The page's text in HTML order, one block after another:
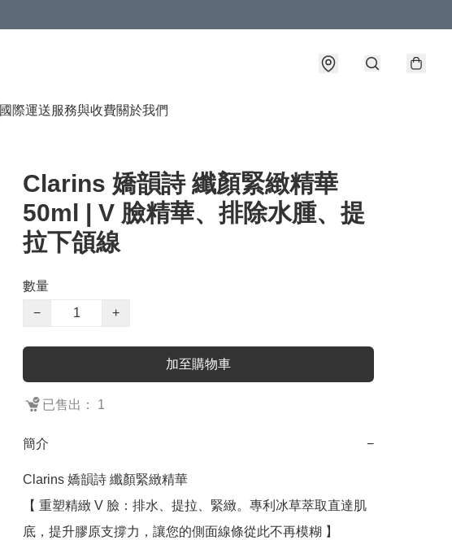
國際運送服務與收費關於我們
Clarins 嬌韻詩 纖顏緊緻精華
50ml | V 臉精華、排除水腫、提
拉下頜線
數量
−
+
加至購物車
已售出： 1
簡介 −
Clarins 嬌韻詩 纖顏緊緻精華
【 重塑精緻 V 臉：排水、提拉、緊緻。專利冰草萃取直達肌
底，提升膠原支撐力，讓您的側面線條從此不再模糊 】